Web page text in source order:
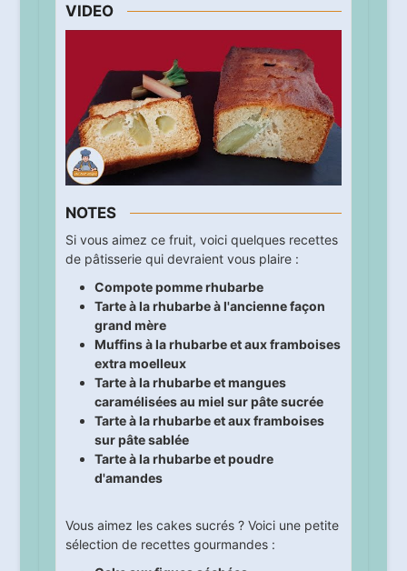
VIDEO
NOTES
Si vous aimez ce fruit, voici quelques recettes
de pâtisserie qui devraient vous plaire :
Compote pomme rhubarbe
Tarte à la rhubarbe à l'ancienne façon
grand mère
Muffins à la rhubarbe et aux framboises
extra moelleux
Tarte à la rhubarbe et mangues
caramélisées au miel sur pâte sucrée
Tarte à la rhubarbe et aux framboises
sur pâte sablée
Tarte à la rhubarbe et poudre
d'amandes
Vous aimez les cakes sucrés ? Voici une petite
sélection de recettes gourmandes :